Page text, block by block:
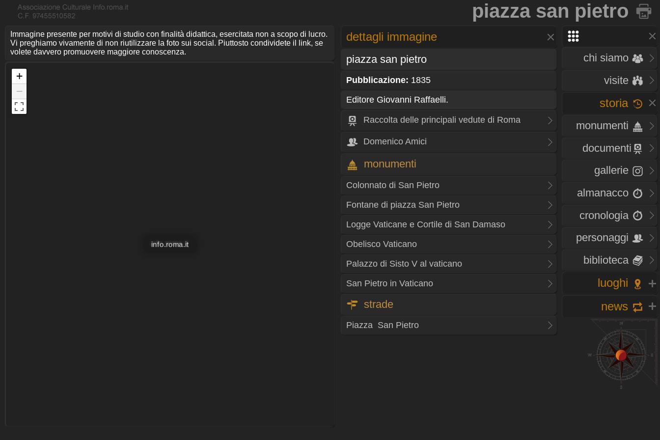
piazza san pietro
chi siamo
visite
storia
monumenti
documenti
gallerie
almanacco
cronologia
personaggi
biblioteca
luoghi
news
Immagine presente per motivi di studio con finalità didattica, esercitata non a scopo di lucro.
Vi preghiamo vivamente di non riutilizzare la foto sui social. Piuttosto condividete il link, se
volete davvero promuovere maggiore conoscenza.
+
−
info.roma.it
dettagli immagine
piazza san pietro
Pubblicazione: 1835
Editore Giovanni Raffaelli.
Raccolta delle principali vedute di Roma
Domenico Amici
monumenti
Colonnato di San Pietro
Fontane di piazza San Pietro
Logge Vaticane e Cortile di San Damaso
Obelisco Vaticano
Palazzo di Sisto V al vaticano
San Pietro in Vaticano
strade
Piazza San Pietro